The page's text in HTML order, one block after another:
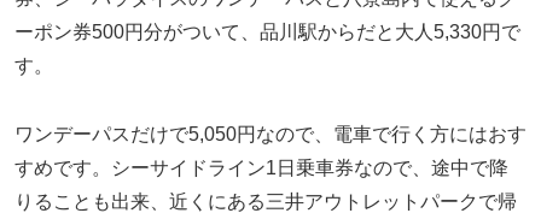
ーポン券500円分がついて、品川駅からだと大人5,330円で
す。
ワンデーパスだけで5,050円なので、電車で行く方にはおす
すめです。シーサイドライン1日乗車券なので、途中で降
りることも出来、近くにある三井アウトレットパークで帰